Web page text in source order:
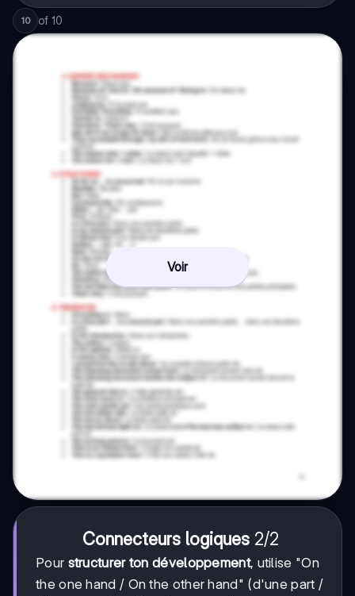
10 of 10
Voir
Connecteurs logiques 2/2
2/2
Pour structurer ton développement, utilise "On
the one hand / On the other hand" (d'une part /